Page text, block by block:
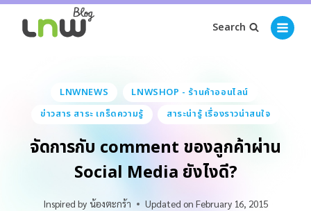
Search
LNWNEWS
LNWSHOP - ร้านค้าออนไลน์
ข่าวสาร สาระ เกร็ดความรู้
สาระน่ารู้ เรื่องราวน่าสนใจ
จัดการกับ comment ของลูกค้าผ่าน
Social Media ยังไงดี?
Inspired by น้องตะกร้า Updated on February 16, 2015